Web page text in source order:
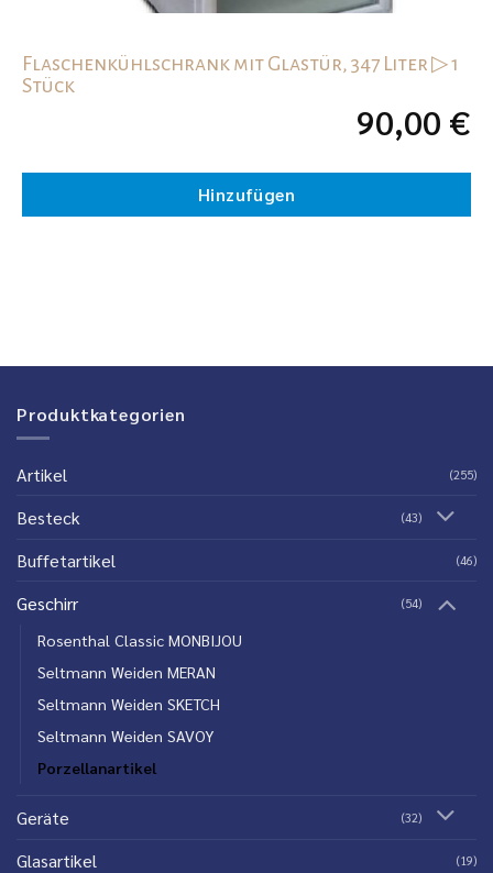
Flaschenkühlschrank mit Glastür, 347 Liter ▷ 1
Stück
90,00 €
Hinzufügen
Produktkategorien
Artikel (255)
Besteck (43)
Buffetartikel (46)
Geschirr (54)
Rosenthal Classic MONBIJOU
Seltmann Weiden MERAN
Seltmann Weiden SKETCH
Seltmann Weiden SAVOY
Porzellanartikel
Geräte (32)
Glasartikel (19)